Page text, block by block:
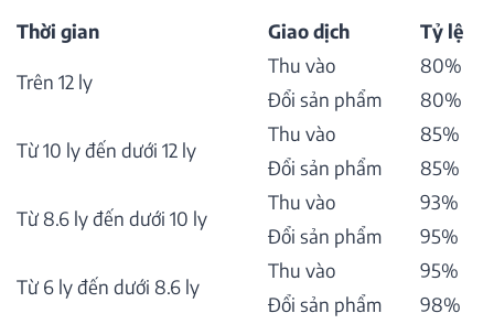
Thời gian Giao dịch Tỷ lệ
Trên 12 ly
Thu vào
80%
Đổi sản phẩm
80%
Từ 10 ly đến dưới 12 ly
Thu vào
85%
Đổi sản phẩm
85%
Từ 8.6 ly đến dưới 10 ly
Thu vào
93%
Đổi sản phẩm
95%
Từ 6 ly đến dưới 8.6 ly
Thu vào
95%
Đổi sản phẩm
98%